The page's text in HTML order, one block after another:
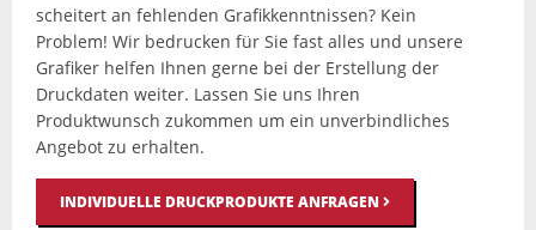
scheitert an fehlenden Grafikkenntnissen? Kein
Problem! Wir bedrucken für Sie fast alles und unsere
Grafiker helfen Ihnen gerne bei der Erstellung der
Druckdaten weiter. Lassen Sie uns Ihren
Produktwunsch zukommen um ein unverbindliches
Angebot zu erhalten.
INDIVIDUELLE DRUCKPRODUKTE ANFRAGEN